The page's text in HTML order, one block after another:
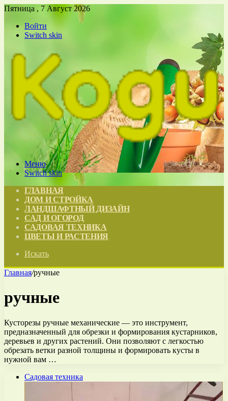
Пятница , 7 Август 2026
Войти
Switch skin
Меню
Switch skin
ГЛАВНАЯ
ДОМ И СТРОЙКА
ЛАНДШАФТНЫЙ ДИЗАЙН
САД И ОГОРОД
САДОВАЯ ТЕХНИКА
ЦВЕТЫ И РАСТЕНИЯ
Искать
Главная/ручные
ручные
Кусторезы ручные механические — это инструмент,
предназначенный для обрезки и формирования кустарников,
деревьев и других растений. Они позволяют с легкостью
обрезать ветки разной толщины и формировать кусты в
нужной вам …
Садовая техника